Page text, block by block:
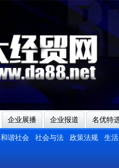
企业展播 企业报道 名优特
和谐社会 社会与法 政策法规 生